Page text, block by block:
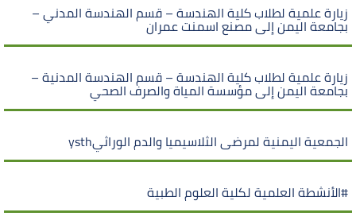
زيارة علمية لطلاب كلية الهندسة – قسم الهندسة المدني –
بجامعة اليمن إلى مصنع اسمنت عمران
زيارة علمية لطلاب كلية الهندسة – قسم الهندسة المدنية –
بجامعة اليمن إلى مؤسسة المياة والصرف الصحي
الجمعية اليمنية لمرضى الثلاسيميا والدم الوراثيysth
#الأنشطة العلمية لكلية العلوم الطبية